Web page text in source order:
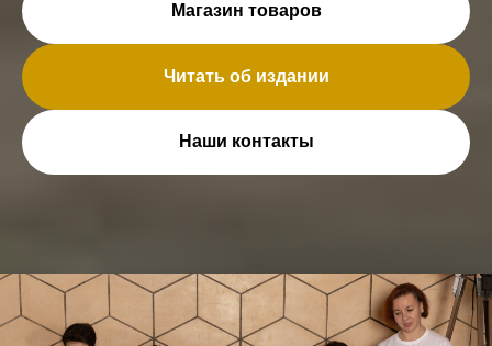
Магазин товаров
Читать об издании
Наши контакты